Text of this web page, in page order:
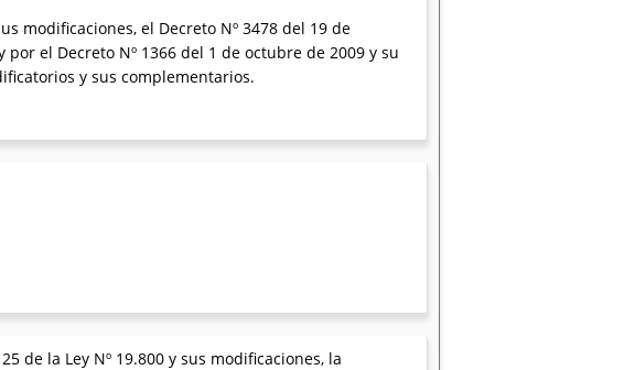
modificaciones, el Decreto Nº 3478 del 19 de
el Decreto Nº 1366 del 1 de octubre de 2009 y su
y sus complementarios.
de la Ley Nº 19.800 y sus modificaciones, la